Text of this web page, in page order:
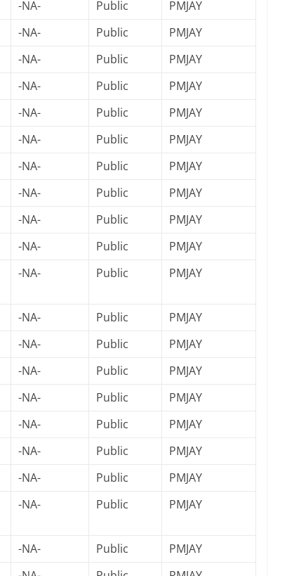
-NA- Public
PMJAY
-NA- Public
PMJAY
-NA- Public
PMJAY
-NA- Public
PMJAY
-NA- Public
PMJAY
-NA- Public
PMJAY
-NA- Public
PMJAY
-NA- Public
PMJAY
-NA- Public
PMJAY
-NA- Public
PMJAY
-NA- Public PMJAY
-NA- Public
PMJAY
-NA- Public
PMJAY
-NA- Public
PMJAY
-NA- Public
PMJAY
-NA- Public
PMJAY
-NA- Public
PMJAY
-NA- Public
PMJAY
-NA- Public PMJAY
-NA- Public
PMJAY